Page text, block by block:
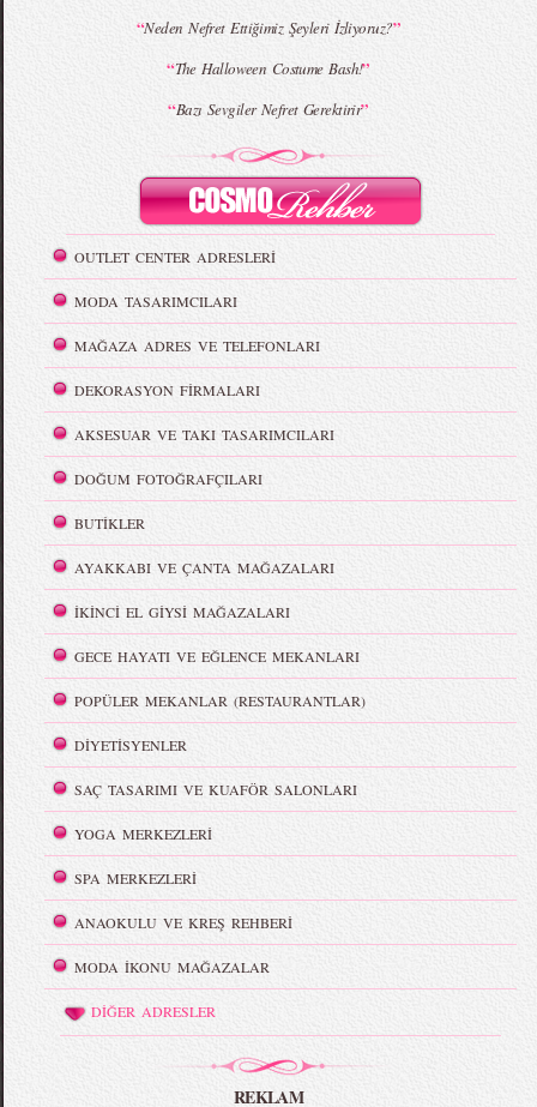
“Neden Nefret Ettiğimiz Şeyleri İzliyoruz?”
“The Halloween Costume Bash!”
“Bazı Sevgiler Nefret Gerektirir”
OUTLET CENTER ADRESLERİ
MODA TASARIMCILARI
MAĞAZA ADRES VE TELEFONLARI
DEKORASYON FİRMALARI
AKSESUAR VE TAKI TASARIMCILARI
DOĞUM FOTOĞRAFÇILARI
BUTİKLER
AYAKKABI VE ÇANTA MAĞAZALARI
İKİNCİ EL GİYSİ MAĞAZALARI
GECE HAYATI VE EĞLENCE MEKANLARI
POPÜLER MEKANLAR (RESTAURANTLAR)
DİYETİSYENLER
SAÇ TASARIMI VE KUAFÖR SALONLARI
YOGA MERKEZLERİ
SPA MERKEZLERİ
ANAOKULU VE KREŞ REHBERİ
MODA İKONU MAĞAZALAR
DİĞER ADRESLER
REKLAM